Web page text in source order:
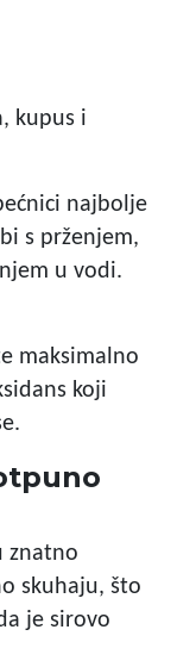
kupus i
najbolje
s prženjem,
u vodi.
maksimalno
koji
znatno
skuhaju, što
je sirovo